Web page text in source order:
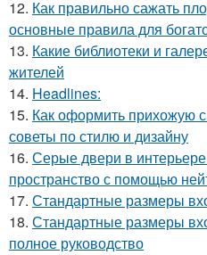
12. Как правильно сажать
основные правила для
13. Какие библиотеки и
жителей
14. Headlines:
15. Как оформить прихожую
советы по стилю и дизайну
16. Серые двери в
пространство с помощью
17. Стандартные размеры
18. Стандартные размеры
полное руководство